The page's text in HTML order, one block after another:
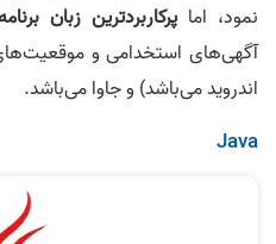
نمود، اما پرکاربرد‌ترین زبان
آگهی‌های استخدامی و
اندروید می‌باشد) و جاوا می‌باشد.
Java